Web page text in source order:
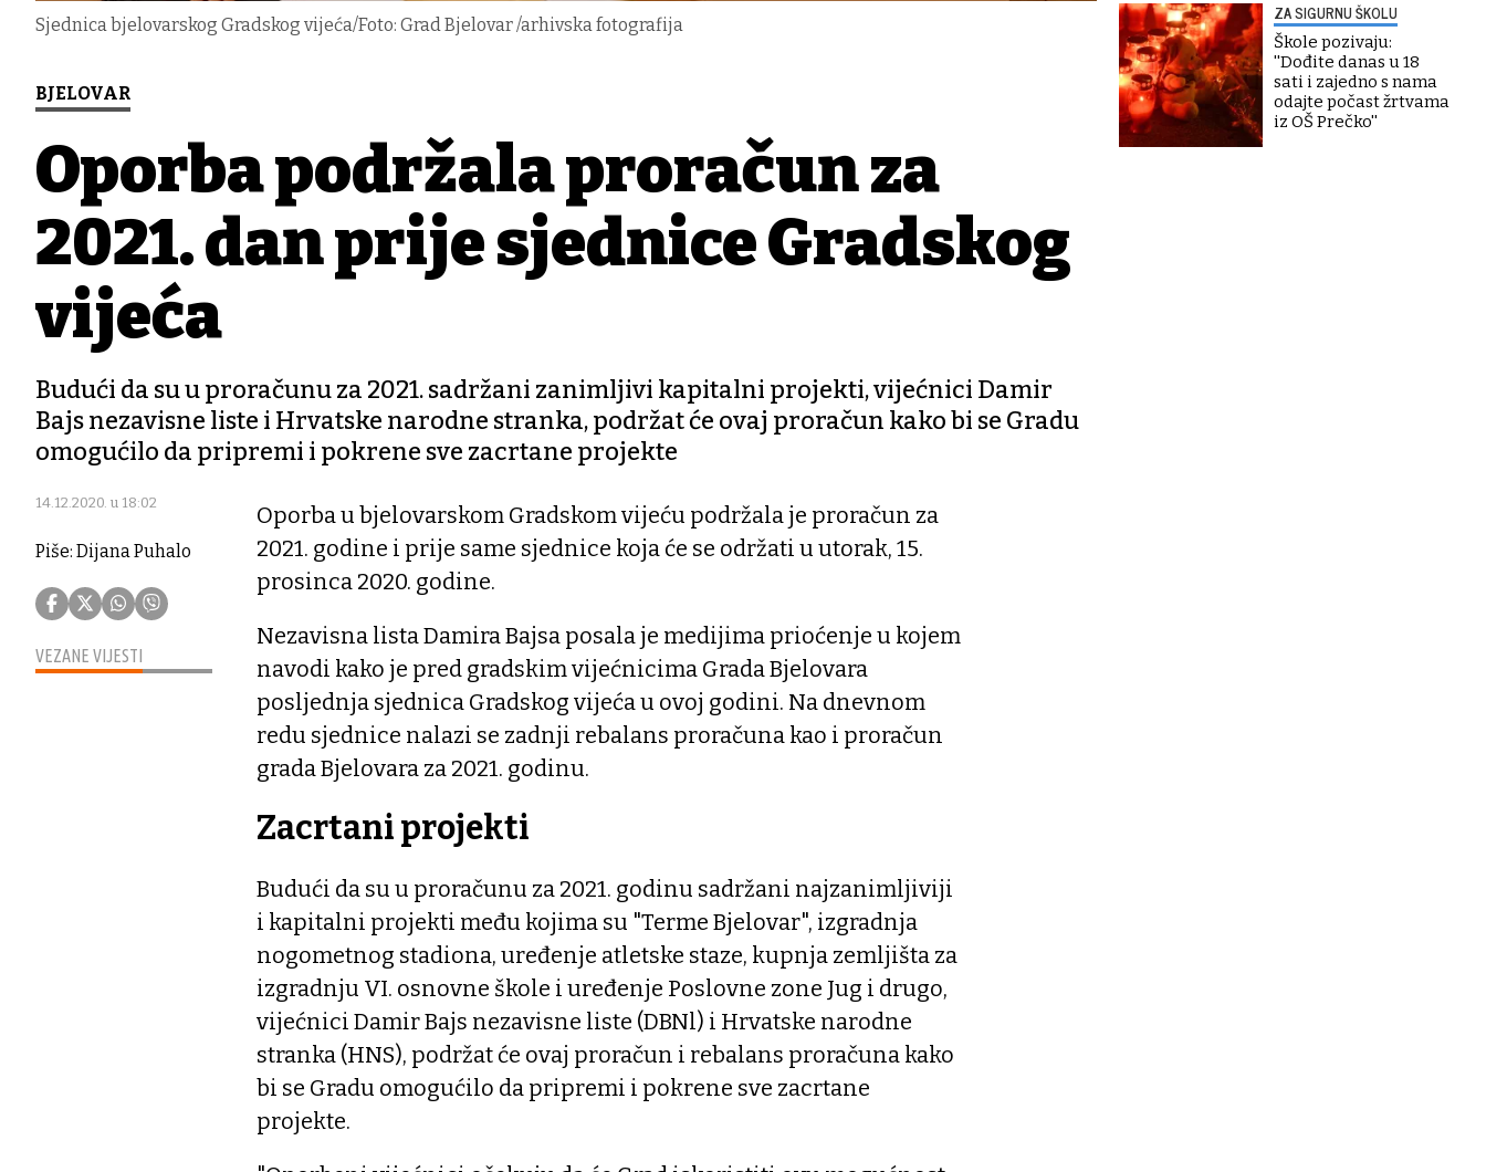
Sjednica bjelovarskog Gradskog vijeća/Foto: Grad Bjelovar /arhivska fotografija
BJELOVAR
Oporba podržala proračun za
2021. dan prije sjednice Gradskog
vijeća
Budući da su u proračunu za 2021. sadržani zanimljivi kapitalni projekti, vijećnici Damir
Bajs nezavisne liste i Hrvatske narodne stranka, podržat će ovaj proračun kako bi se Gradu
omogućilo da pripremi i pokrene sve zacrtane projekte
14.12.2020. u 18:02
Piše: Dijana Puhalo
VEZANE VIJESTI
Oporba u bjelovarskom Gradskom vijeću podržala je proračun za
2021. godine i prije same sjednice koja će se održati u utorak, 15.
prosinca 2020. godine.
Nezavisna lista Damira Bajsa posala je medijima prioćenje u kojem
navodi kako je pred gradskim vijećnicima Grada Bjelovara
posljednja sjednica Gradskog vijeća u ovoj godini. Na dnevnom
redu sjednice nalazi se zadnji rebalans proračuna kao i proračun
grada Bjelovara za 2021. godinu.
Zacrtani projekti
Budući da su u proračunu za 2021. godinu sadržani najzanimljiviji
i kapitalni projekti među kojima su "Terme Bjelovar", izgradnja
nogometnog stadiona, uređenje atletske staze, kupnja zemljišta za
izgradnju VI. osnovne škole i uređenje Poslovne zone Jug i drugo,
vijećnici Damir Bajs nezavisne liste (DBNl) i Hrvatske narodne
stranka (HNS), podržat će ovaj proračun i rebalans proračuna kako
bi se Gradu omogućilo da pripremi i pokrene sve zacrtane
projekte.
ZA SIGURNU ŠKOLU
Škole pozivaju:
''Dođite danas u 18
sati i zajedno s nama
odajte počast žrtvama
iz OŠ Prečko''